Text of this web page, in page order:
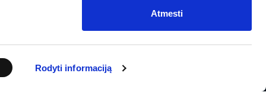
Rodyti informaciją
Atmesti
2018 KIA AUTO AS - все права защищены.